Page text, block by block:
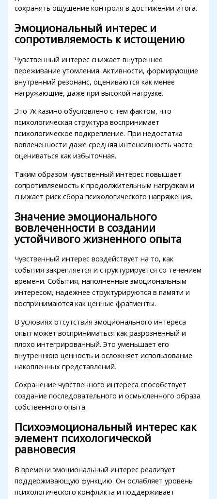
сохранять ощущение контроля в достижении итога.
Эмоциональный интерес и
сопротивляемость к истощению
Чувственный интерес снижает внутреннее
переживание утомления. Активности, формирующие
внутренний резонанс, оцениваются как менее
нагружающие, даже при высокой нагрузке.
Это 7к казино обусловлено с тем фактом, что
психологическая структура воспринимает
психологическое подкрепление. При недостатка
вовлеченности даже средняя интенсивность часто
оцениваться как избыточная.
Таким образом чувственный интерес повышает
сопротивляемость к продолжительным нагрузкам и
снижает риск сбора психологического напряжения.
Значение эмоционального
вовлеченности в создании
устойчивого жизненного опыта
Чувственный интерес воздействует на то, как
события закрепляется и структурируется со течением
времени. События, наполненные эмоциональным
интересом, надежнее структурируются в памяти и
воспринимаются как ценные фрагменты.
В условиях отсутствия эмоционального интереса
опыт может восприниматься как разрозненный и
плохо интегрированный. Это уменьшает его
внутреннюю ценность и осложняет использование
накопленных представлений.
Сохранение чувственного интереса способствует
создание последовательного и осмысленного образа
собственного опыта.
Психоэмоциональный интерес как
элемент психологической
равновесия
В времени эмоциональный интерес реализует
поддерживающую функцию. Он ослабляет уровень
психологического конфликта и поддерживает